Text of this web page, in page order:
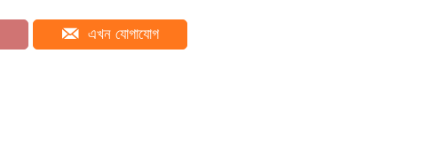
এখন যোগাযোগ